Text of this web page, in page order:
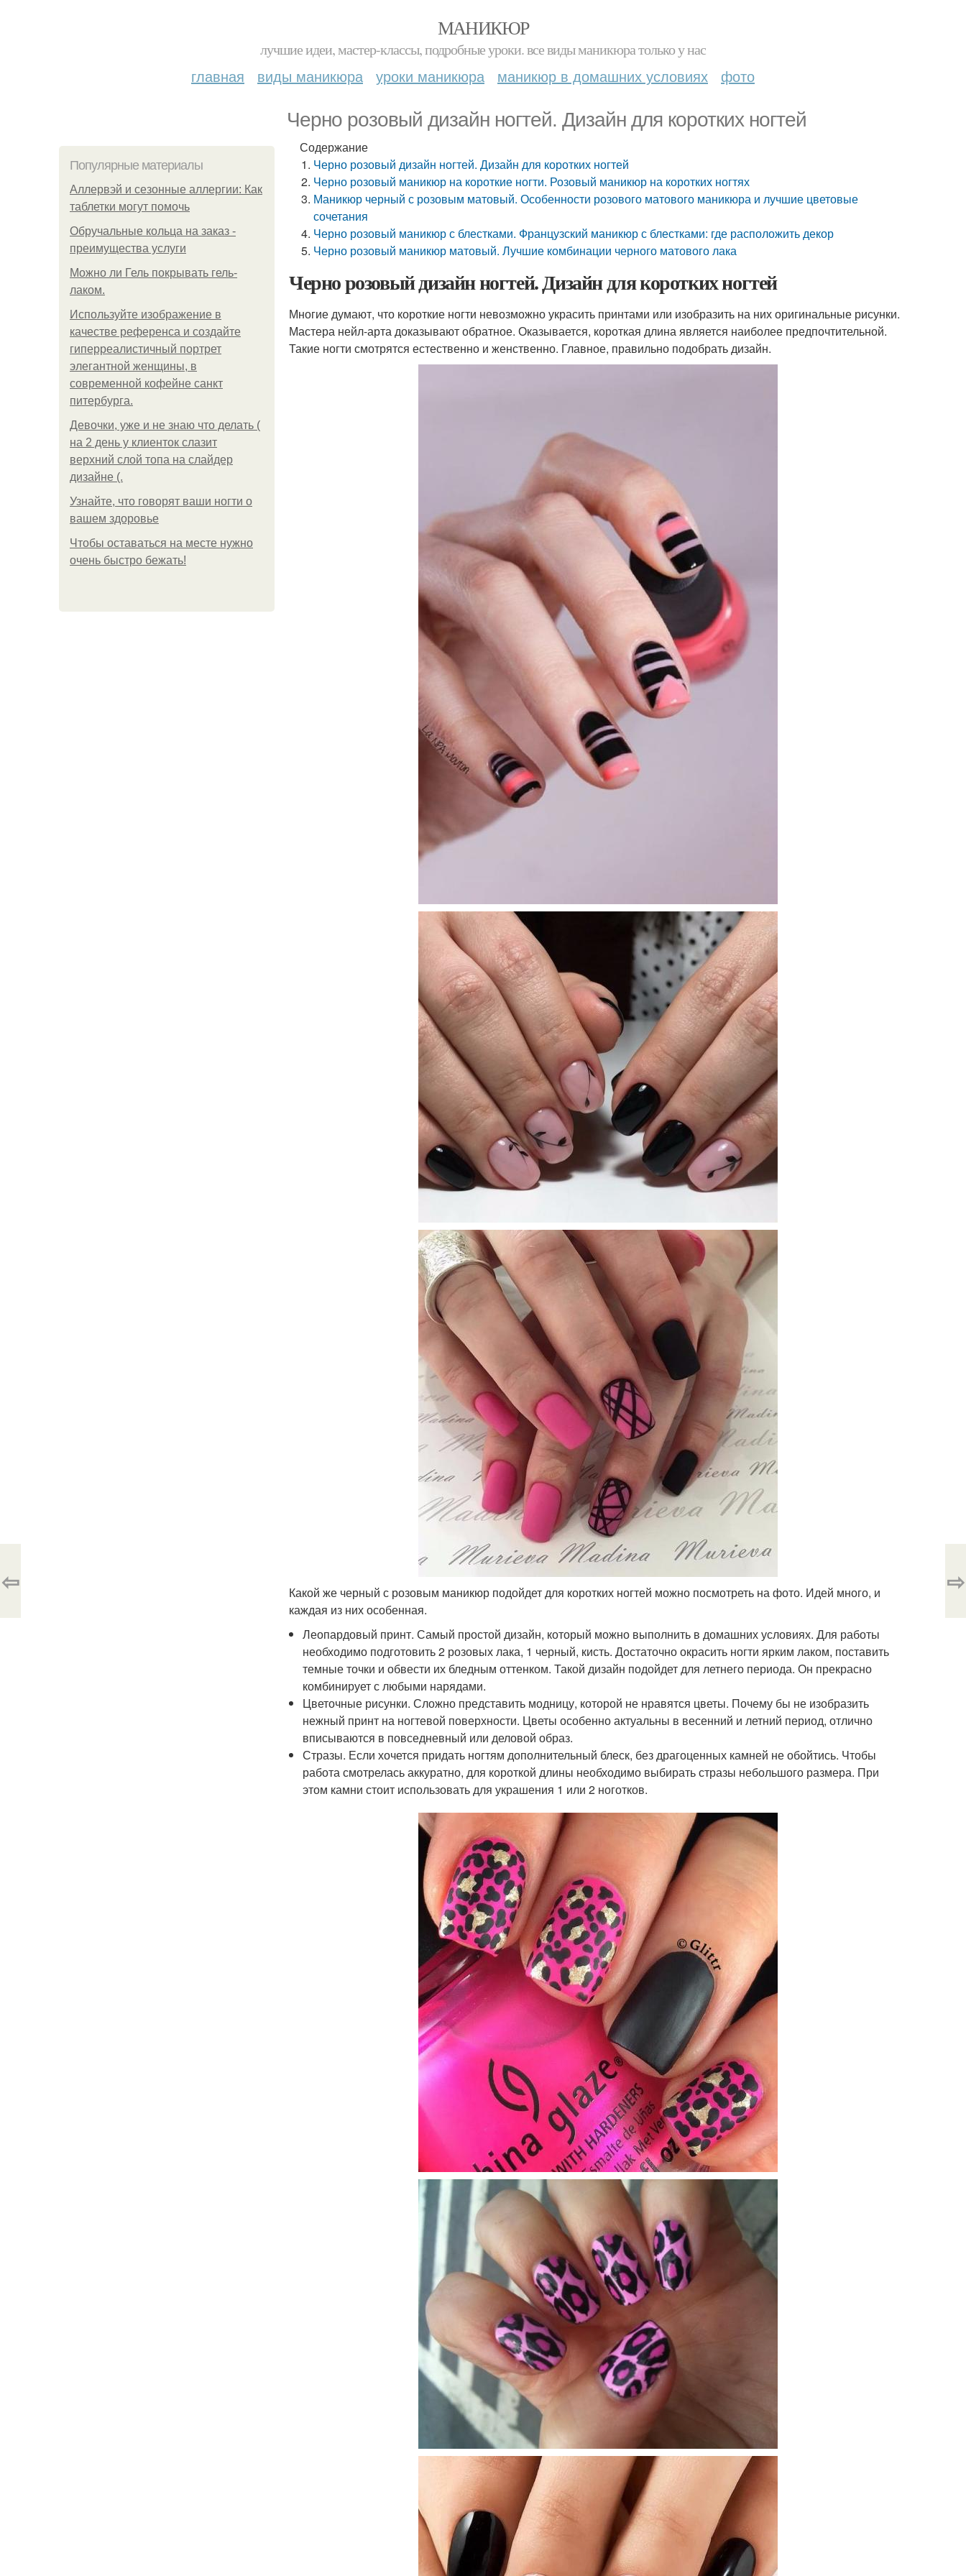
МАНИКЮР
лучшие идеи, мастер-классы, подробные уроки. все виды маникюра только у нас
главная виды маникюра уроки маникюра маникюр в домашних условиях фото
Черно розовый дизайн ногтей. Дизайн для коротких ногтей
Популярные материалы
Аллервэй и сезонные аллергии: Как
таблетки могут помочь
Обручальные кольца на заказ -
преимущества услуги
Можно ли Гель покрывать гель-
лаком.
Используйте изображение в
качестве референса и создайте
гиперреалистичный портрет
элегантной женщины, в
современной кофейне санкт
питербурга.
Девочки, уже и не знаю что делать (
на 2 день у клиенток слазит
верхний слой топа на слайдер
дизайне (.
Узнайте, что говорят ваши ногти о
вашем здоровье
Чтобы оставаться на месте нужно
очень быстро бежать!
Содержание
Черно розовый дизайн ногтей. Дизайн для коротких ногтей
Черно розовый маникюр на короткие ногти. Розовый маникюр на коротких ногтях
Маникюр черный с розовым матовый. Особенности розового матового маникюра и лучшие цветовые
сочетания
Черно розовый маникюр с блестками. Французский маникюр с блестками: где расположить декор
Черно розовый маникюр матовый. Лучшие комбинации черного матового лака
Черно розовый дизайн ногтей. Дизайн для коротких ногтей
Многие думают, что короткие ногти невозможно украсить принтами или изобразить на них оригинальные рисунки.
Мастера нейл-арта доказывают обратное. Оказывается, короткая длина является наиболее предпочтительной.
Такие ногти смотрятся естественно и женственно. Главное, правильно подобрать дизайн.
Какой же черный с розовым маникюр подойдет для коротких ногтей можно посмотреть на фото. Идей много, и
каждая из них особенная.
Леопардовый принт. Самый простой дизайн, который можно выполнить в домашних условиях. Для работы
необходимо подготовить 2 розовых лака, 1 черный, кисть. Достаточно окрасить ногти ярким лаком, поставить
темные точки и обвести их бледным оттенком. Такой дизайн подойдет для летнего периода. Он прекрасно
комбинирует с любыми нарядами.
Цветочные рисунки. Сложно представить модницу, которой не нравятся цветы. Почему бы не изобразить
нежный принт на ногтевой поверхности. Цветы особенно актуальны в весенний и летний период, отлично
вписываются в повседневный или деловой образ.
Стразы. Если хочется придать ногтям дополнительный блеск, без драгоценных камней не обойтись. Чтобы
работа смотрелась аккуратно, для короткой длины необходимо выбирать стразы небольшого размера. При
этом камни стоит использовать для украшения 1 или 2 ноготков.
⇦ ⇨